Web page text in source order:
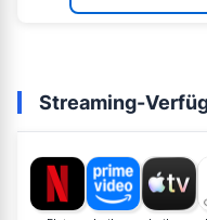
Streaming-